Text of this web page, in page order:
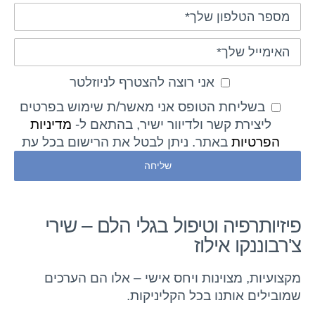
אני רוצה להצטרף לניוזלטר
בשליחת הטופס אני מאשר/ת שימוש בפרטים
ליצירת קשר ולדיוור ישיר, בהתאם ל- מדיניות
הפרטיות באתר. ניתן לבטל את הרישום בכל עת
פיזיותרפיה וטיפול בגלי הלם – שירי
צ'רבוננקו אילוז
מקצועיות, מצוינות ויחס אישי – אלו הם הערכים
שמובילים אותנו בכל הקליניקות.